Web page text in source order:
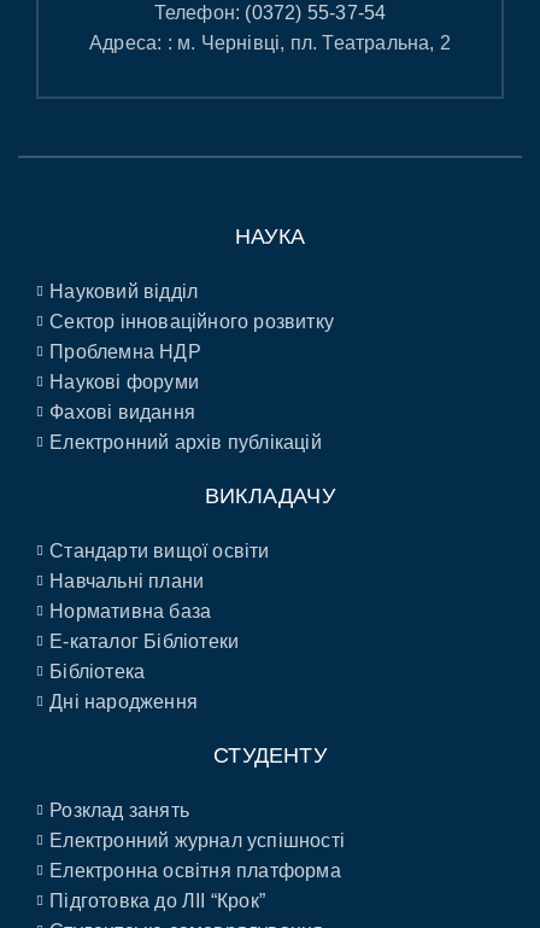
Телефон: (0372) 55-37-54
Адреса: : м. Чернівці, пл. Театральна, 2
НАУКА
Науковий відділ
Сектор інноваційного розвитку
Проблемна НДР
Наукові форуми
Фахові видання
Електронний архів публікацій
ВИКЛАДАЧУ
Стандарти вищої освіти
Навчальні плани
Нормативна база
E-каталог Бібліотеки
Бібліотека
Дні народження
СТУДЕНТУ
Розклад занять
Електронний журнал успішності
Електронна освітня платформа
Підготовка до ЛІІ “Крок”